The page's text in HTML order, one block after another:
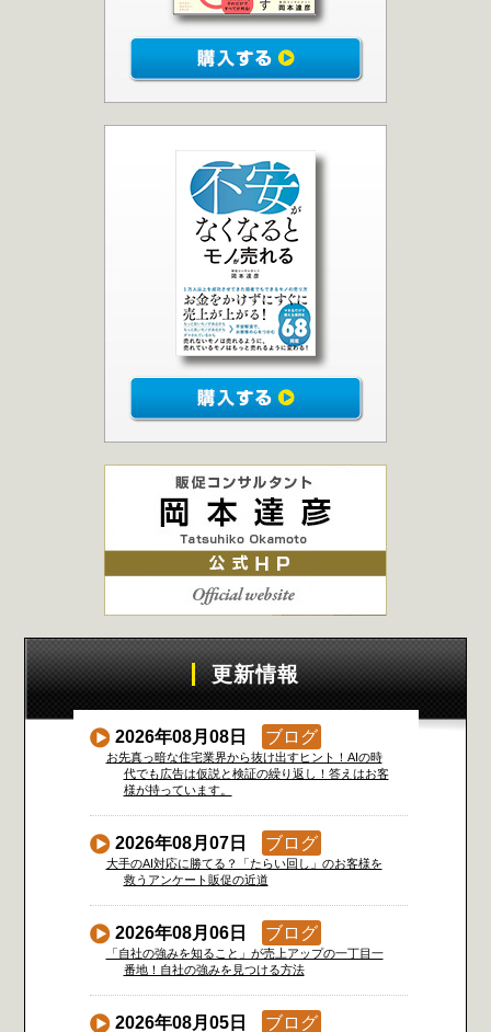
更新情報
2026年08月08日 ブログ
お先真っ暗な住宅業界から抜け出すヒント！AIの時
代でも広告は仮説と検証の繰り返し！答えはお客
様が持っています。
2026年08月07日 ブログ
大手のAI対応に勝てる？「たらい回し」のお客様を
救うアンケート販促の近道
2026年08月06日 ブログ
「自社の強みを知ること」が売上アップの一丁目一
番地！自社の強みを見つける方法
2026年08月05日 ブログ